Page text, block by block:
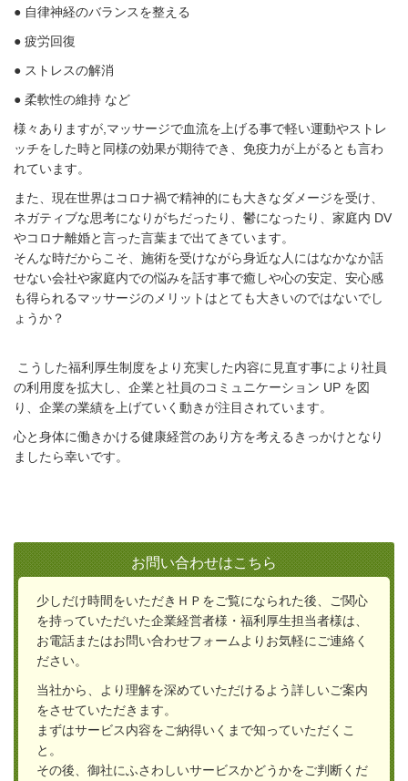
● 自律神経のバランスを整える
● 疲労回復
● ストレスの解消
● 柔軟性の維持 など
様々ありますが, マッサージで血流を上げる事で軽い運動やストレ
ッチをした時と同様の効果が期待でき、免疫力が上がるとも言わ
れています。
また、 現在世界はコロナ禍で精神的にも大きなダメージを受け、
ネガティブな思考になりがちだったり、鬱になったり、家庭内 DV
やコロナ離婚と言った言葉まで出てきています。
そんな時だからこそ、施術を受けながら身近な人にはなかなか話
せない会社や家庭内での悩みを話す事で癒しや心の安定、安心感
も得られるマッサージのメリットはとても大きいのではないでし
ょうか？
こうした福利厚生制度をより充実した内容に見直す事により社員
の利用度を拡大し、企業と社員のコミュニケーション UP を図
り、企業の業績を上げていく動きが注目されています。
心と身体に働きかける健康経営のあり方を考えるきっかけとなり
ましたら幸いです。
お問い合わせはこちら
少しだけ時間をいただきＨＰをご覧になられた後、ご関心
を持っていただいた企業経営者様・福利厚生担当者様は、
お電話またはお問い合わせフォームよりお気軽にご連絡く
ださい。
当社から、より理解を深めていただけるよう詳しいご案内
をさせていただきます。
まずはサービス内容をご納得いくまで知っていただくこ
と。
その後、御社にふさわしいサービスかどうかをご判断くだ